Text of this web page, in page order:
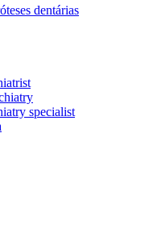
dentárias
specialist